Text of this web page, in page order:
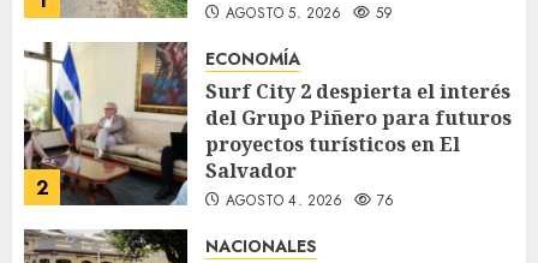
AGOSTO 5, 2026 59
2
ECONOMÍA
Surf City 2 despierta el interés
del Grupo Piñero para futuros
proyectos turísticos en El
Salvador
AGOSTO 4, 2026 76
NACIONALES